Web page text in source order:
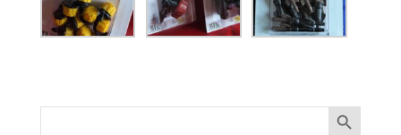
Search
Search Button